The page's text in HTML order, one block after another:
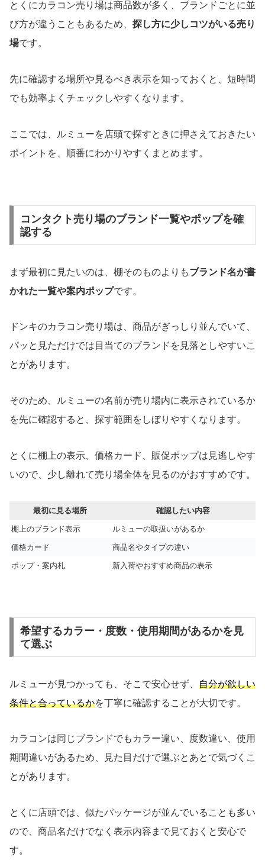
とくにカラコン売り場は商品数が多く、ブランドごとに並
び方が違うこともあるため、 探し方に少しコツがいる売り
場です。
先に確認する場所や見るべき表示を知っておくと、短時間
でも効率よくチェックしやすくなります。
ここでは、ルミューを店頭で探すときに押さえておきたい
ポイントを、順番にわかりやすくまとめます。
コンタクト売り場のブランド一覧やポップを確
認する
まず最初に見たいのは、棚そのものよりもブランド名が書
かれた一覧や案内ポップです。
ドンキのカラコン売り場は、商品がぎっしり並んでいて、
パッと見ただけでは目当てのブランドを見落としやすいこ
とがあります。
そのため、ルミューの名前が売り場内に表示されているか
を先に確認すると、探す範囲をしぼりやすくなります。
とくに棚上の表示、価格カード、販促ポップは見逃しやす
いので、少し離れて売り場全体を見るのがおすすめです。
最初に見る場所 確認したい内容
棚上のブランド表示 ルミューの取扱いがあるか
価格カード 商品名やタイプの違い
ポップ・案内札 新入荷やおすすめ商品の表示
希望するカラー・度数・使用期間があるかを見
て選ぶ
ルミューが見つかっても、そこで安心せず、 自分が欲しい
条件と合っているかを丁寧に確認することが大切です。
カラコンは同じブランドでもカラー違い、度数違い、使用
期間違いがあるため、見た目だけで選ぶとあとで気づくこ
とがあります。
とくに店頭では、似たパッケージが並んでいることも多い
ので、商品名だけでなく表示内容まで見ておくと安心で
す。